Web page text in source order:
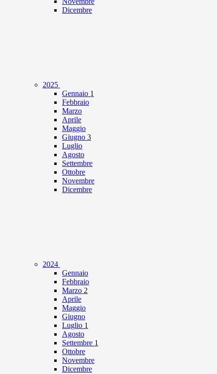
Dicembre
2025
Gennaio 1
Febbraio
Marzo
Aprile
Maggio
Giugno 3
Luglio
Agosto
Settembre
Ottobre
Novembre
Dicembre
2024
Gennaio
Febbraio
Marzo 2
Aprile
Maggio
Giugno
Luglio 1
Agosto
Settembre 1
Ottobre
Novembre
Dicembre